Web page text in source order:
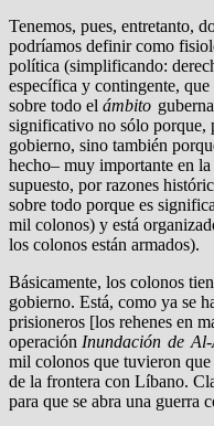
Tenemos, pues, entretanto,
podríamos definir como
política (simplificando:
específica y contingente,
sobre todo el ámbito
significativo no sólo porque,
gobierno, sino también
hecho– muy importante en
supuesto, por razones
sobre todo porque es
mil colonos) y está
los colonos están armados).
Básicamente, los colonos
gobierno. Está, como ya se
prisioneros [los rehenes en
operación Inundación de Al-
mil colonos que tuvieron
de la frontera con Líbano.
para que se abra una guerra